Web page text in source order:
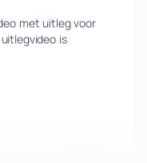
met uitleg voor
is